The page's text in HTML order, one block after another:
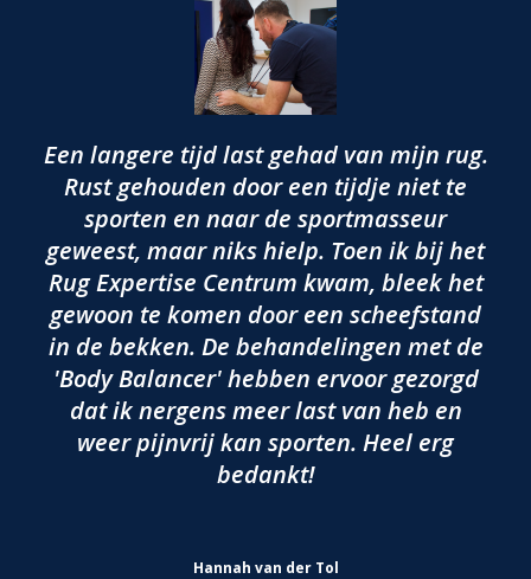
Een langere tijd last gehad van mijn rug.
Rust gehouden door een tijdje niet te
sporten en naar de sportmasseur
geweest, maar niks hielp. Toen ik bij het
Rug Expertise Centrum kwam, bleek het
gewoon te komen door een scheefstand
in de bekken. De behandelingen met de
'Body Balancer' hebben ervoor gezorgd
dat ik nergens meer last van heb en
weer pijnvrij kan sporten. Heel erg
bedankt!
Hannah van der Tol